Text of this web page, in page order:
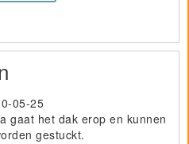
05-25
gaat het dak erop en kunnen
gestuckt.